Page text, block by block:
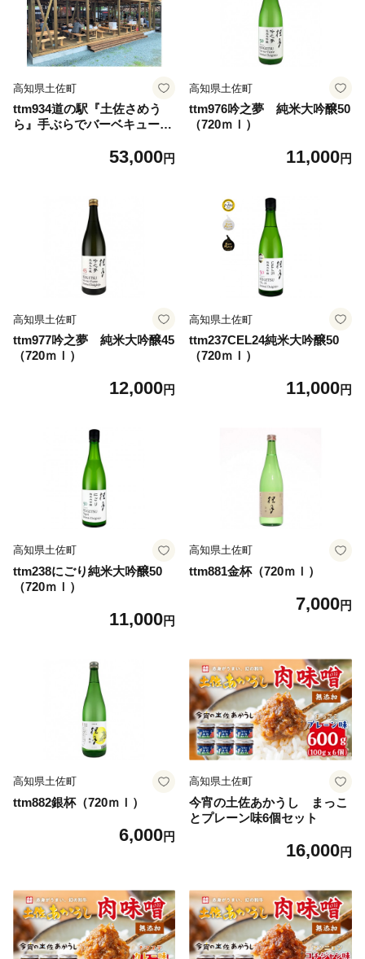
高知県土佐町
ttm934道の駅『土佐さめう
ら』手ぶらでバーベキューご
53,000円
高知県土佐町
ttm976吟之夢 純米大吟醸50
（720ｍｌ）
11,000円
高知県土佐町
ttm977吟之夢 純米大吟醸45
（720ｍｌ）
12,000円
高知県土佐町
ttm237CEL24純米大吟醸50
（720ｍｌ）
11,000円
高知県土佐町
ttm238にごり純米大吟醸50
（720ｍｌ）
11,000円
高知県土佐町
ttm881金杯（720ｍｌ）
7,000円
高知県土佐町
ttm882銀杯（720ｍｌ）
6,000円
高知県土佐町
今宵の土佐あかうし まっこ
とプレーン味6個セット
16,000円